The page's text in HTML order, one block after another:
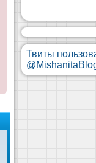
Твиты